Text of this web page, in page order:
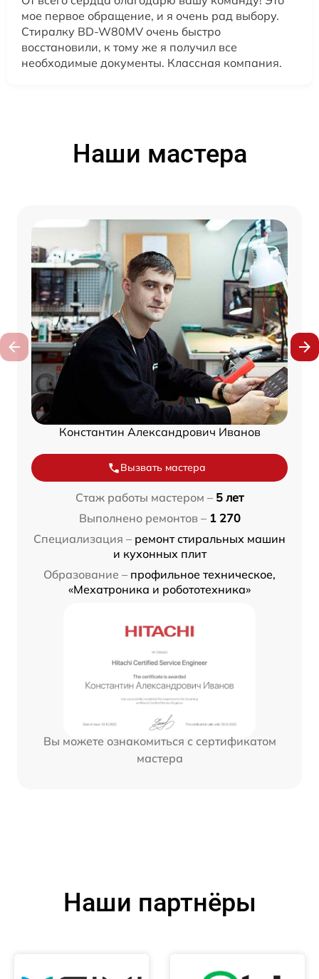
мое первое обращение, и я очень рад выбору.
Стиралку BD-W80MV очень быстро
восстановили, к тому же я получил все
необходимые документы. Классная компания.
Наши мастера
Константин Александрович Иванов
Вызвать мастера
Стаж работы мастером – 5 лет
Выполнено ремонтов – 1 270
Специализация – ремонт стиральных машин
и кухонных плит
Образование – профильное техническое,
«Мехатроника и робототехника»
Вы можете ознакомиться с сертификатом
мастера
Наши партнёры